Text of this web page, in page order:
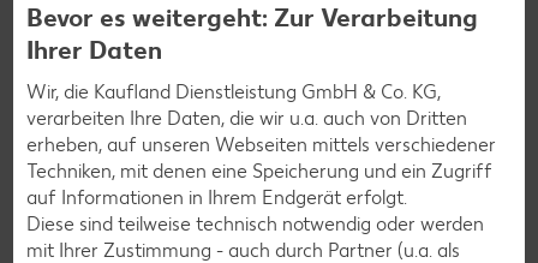
Vitamin B6: 0.52 mg
Vitamin C:0 mg
Vitamin E:0.4 mg
Mineralstoffe
Bevor es weitergeht: Zur Verarbeitung
Ihrer Daten
Wir, die Kaufland Dienstleistung GmbH & Co. KG,
verarbeiten Ihre Daten, die wir u.a. auch von Dritten
erheben, auf unseren Webseiten mittels verschiedener
Techniken, mit denen eine Speicherung und ein Zugriff
auf Informationen in Ihrem Endgerät erfolgt.
Diese sind teilweise technisch notwendig oder werden
mit Ihrer Zustimmung - auch durch Partner (u.a. als